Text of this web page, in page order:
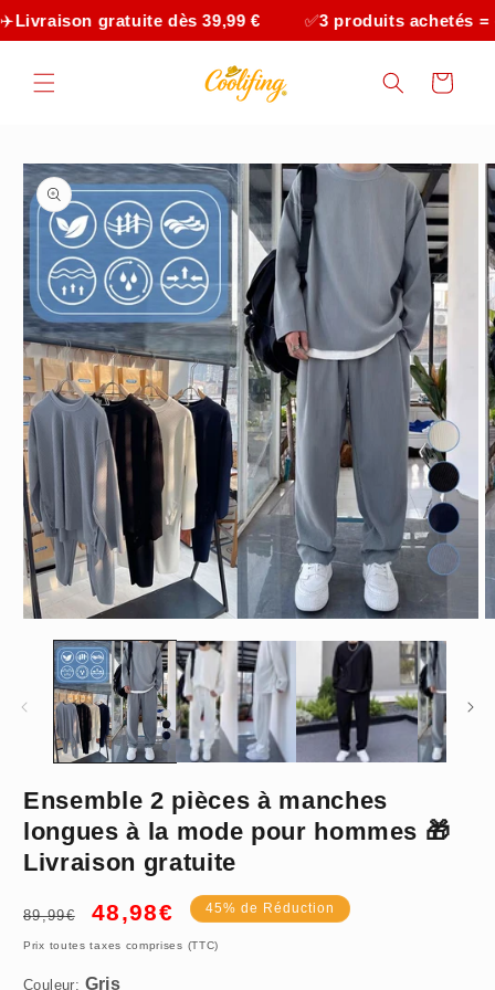
passer
au
gratuite dès 39,99 € 3 produits achetés = -
Panier
Passer aux
informations
produits
média
une
fenêtre
modale
Ensemble 2 pièces à manches
longues à la mode pour hommes 🎁
Livraison gratuite
Prix
89,99€
Prix
48,98€ 45% de Réduction
Prix toutes taxes comprises (TTC)
Couleur:
S